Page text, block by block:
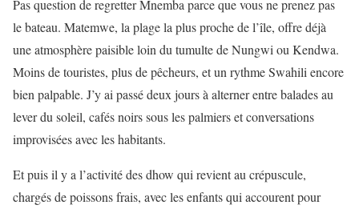
Pas question de regretter Mnemba parce que vous ne prenez pas
le bateau. Matemwe, la plage la plus proche de l’île, offre déjà
une atmosphère paisible loin du tumulte de Nungwi ou Kendwa.
Moins de touristes, plus de pêcheurs, et un rythme Swahili encore
bien palpable. J’y ai passé deux jours à alterner entre balades au
lever du soleil, cafés noirs sous les palmiers et conversations
improvisées avec les habitants.
Et puis il y a l’activité des dhow qui revient au crépuscule,
chargés de poissons frais, avec les enfants qui accourent pour